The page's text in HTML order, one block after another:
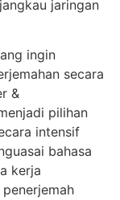
jaringan
ingin
secara
&
pilihan
intensif
bahasa
kerja